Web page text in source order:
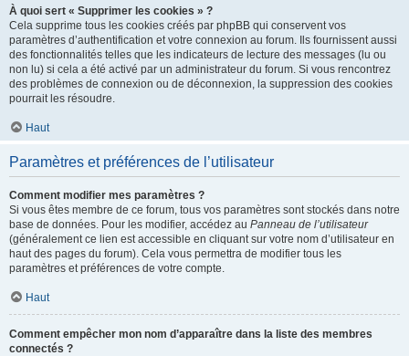
À quoi sert « Supprimer les cookies » ?
Cela supprime tous les cookies créés par phpBB qui conservent vos
paramètres d’authentification et votre connexion au forum. Ils fournissent aussi
des fonctionnalités telles que les indicateurs de lecture des messages (lu ou
non lu) si cela a été activé par un administrateur du forum. Si vous rencontrez
des problèmes de connexion ou de déconnexion, la suppression des cookies
pourrait les résoudre.
Haut
Paramètres et préférences de l’utilisateur
Comment modifier mes paramètres ?
Si vous êtes membre de ce forum, tous vos paramètres sont stockés dans notre
base de données. Pour les modifier, accédez au Panneau de l’utilisateur
(généralement ce lien est accessible en cliquant sur votre nom d’utilisateur en
haut des pages du forum). Cela vous permettra de modifier tous les
paramètres et préférences de votre compte.
Haut
Comment empêcher mon nom d’apparaître dans la liste des membres
connectés ?